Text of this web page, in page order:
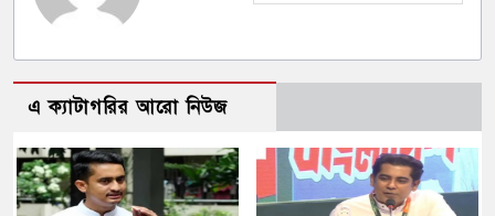
এ ক্যাটাগরির আরো নিউজ